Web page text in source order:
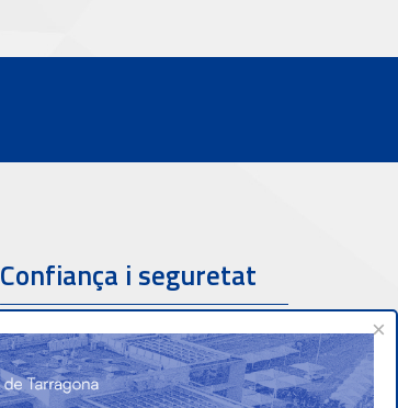
Confiança i seguretat
×